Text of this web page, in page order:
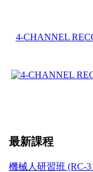
4-CHANNEL
最新課程
機械人研習班 (RC-